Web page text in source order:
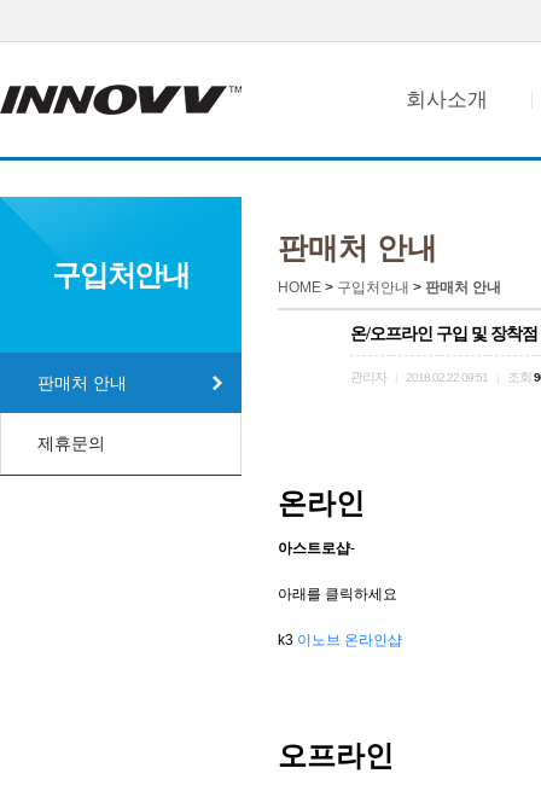
회사소개
구입처안내
판매처 안내
제휴문의
판매처 안내
HOME > 구입처안내 > 판매처 안내
온/오프라인 구입 및 장착점
관리자 2018.02.22 09:51 조회
온라인
아스트로샵-
아래를 클릭하세요
k3 이노브 온라인샵
오프라인